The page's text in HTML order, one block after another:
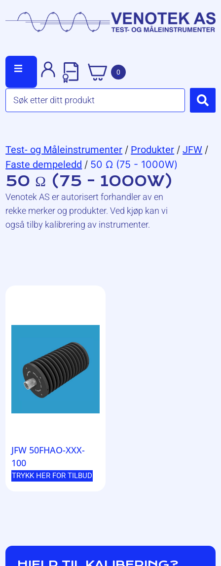
0
Test- og Måleinstrumenter / Produkter / JFW /
Faste dempeledd / 50 Ω (75 - 1000W)
50 Ω (75 - 1000W)
Venotek AS er autorisert forhandler av en
rekke merker og produkter. Ved kjøp kan vi
også tilby kalibrering av instrumenter.
JFW 50FHAO-XXX-
100
TRYKK HER FOR TILBUD